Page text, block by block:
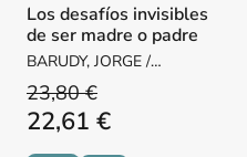
Los desafíos invisibles
de ser madre o padre
BARUDY, JORGE /
DANTAGNAN, MARYORIE
23,80 €
22,61 €